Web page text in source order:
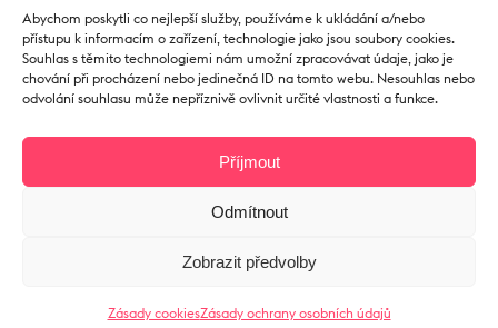
Abychom poskytli co nejlepší služby, používáme k ukládání a/nebo
přístupu k informacím o zařízení, technologie jako jsou soubory cookies.
Souhlas s těmito technologiemi nám umožní zpracovávat údaje, jako je
chování při procházení nebo jedinečná ID na tomto webu. Nesouhlas nebo
odvolání souhlasu může nepříznivě ovlivnit určité vlastnosti a funkce.
Příjmout
Odmítnout
Zobrazit předvolby
Zásady cookiesZásady ochrany osobních údajů